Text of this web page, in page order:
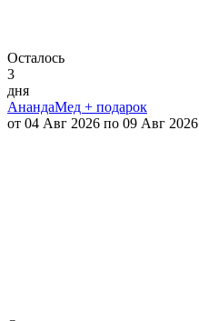
Осталось
3
дня
АнандаМед + подарок
от 04 Авг 2026 по 09 Авг 2026